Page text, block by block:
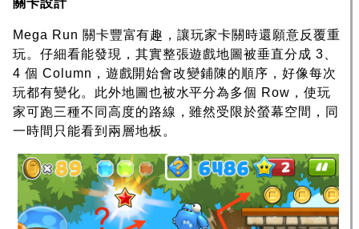
Mega Run 關卡豐富有趣，讓玩家卡關時還願意反覆重
玩。仔細看能發現，其實整張遊戲地圖被垂直分成 3、
4 個 Column，遊戲開始會改變鋪陳的順序，好像每次
玩都有變化。此外地圖也被水平分為多個 Row，使玩
家可跑三種不同高度的路線，雖然受限於螢幕空間，同
一時間只能看到兩層地板。